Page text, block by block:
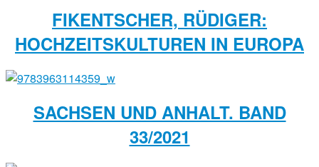
FIKENTSCHER, RÜDIGER:
HOCHZEITSKULTUREN IN EUROPA
SACHSEN UND ANHALT. BAND
33/2021